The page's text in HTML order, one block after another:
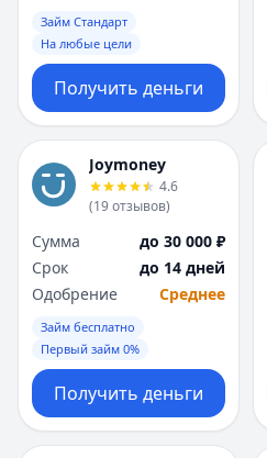
Займ Стандарт
На любые цели
Получить деньги
Joymoney
4.6
(19отзывов)
Сумма
до 30 000 ₽
Срок
до 14 дней
Одобрение
Среднее
Займ бесплатно
Первый займ 0%
Получить деньги